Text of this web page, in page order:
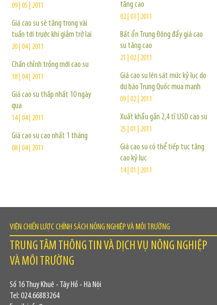
09 | 05 | 2011
Giá cao su sẽ tăng trong vài
tuần tới trước khi giảm trở lại
20 | 04 | 2011
Chấn chỉnh trồng mới cao su
18 | 04 | 2011
Giá cao su thấp nhất 10 ngày
qua
14 | 04 | 2011
Giá cao su cao nhất 1 tháng
08 | 04 | 2011
tăng cao
02 | 03 | 2011
Bất ổn Trung Đông đẩy giá cao
su tăng cao
21 | 02 | 2011
Giá cao su lên sát mức kỷ lục do
dự báo Trung Quốc mua mạnh
09 | 02 | 2011
Xuất khẩu gần 2,4 tỉ USD cao su
25 | 01 | 2011
Giá cao su có thể tiếp tục tăng
cao kỷ lục
14 | 01 | 2011
VIỆN CHIẾN LƯỢC CHÍNH SÁCH NÔNG NGHIỆP VÀ MÔI TRƯỜNG
TRUNG TÂM THÔNG TIN VÀ DỊCH VỤ NÔNG NGHIỆP
VÀ MÔI TRƯỜNG
Số 16 Thụy Khuê - Tây Hồ - Hà Nội
Tel: 024.66883264